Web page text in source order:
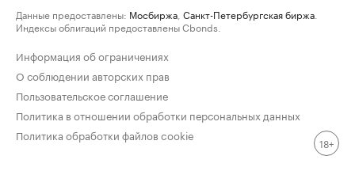
Данные предоставлены: Мосбиржа Санкт-Петербургская биржа
Индексы облигаций предоставлены Cbonds.
Информация об ограничениях
О соблюдении авторских прав
Пользовательское соглашение
Политика в отношении обработки персональных данных
Политика обработки файлов cookie
18+